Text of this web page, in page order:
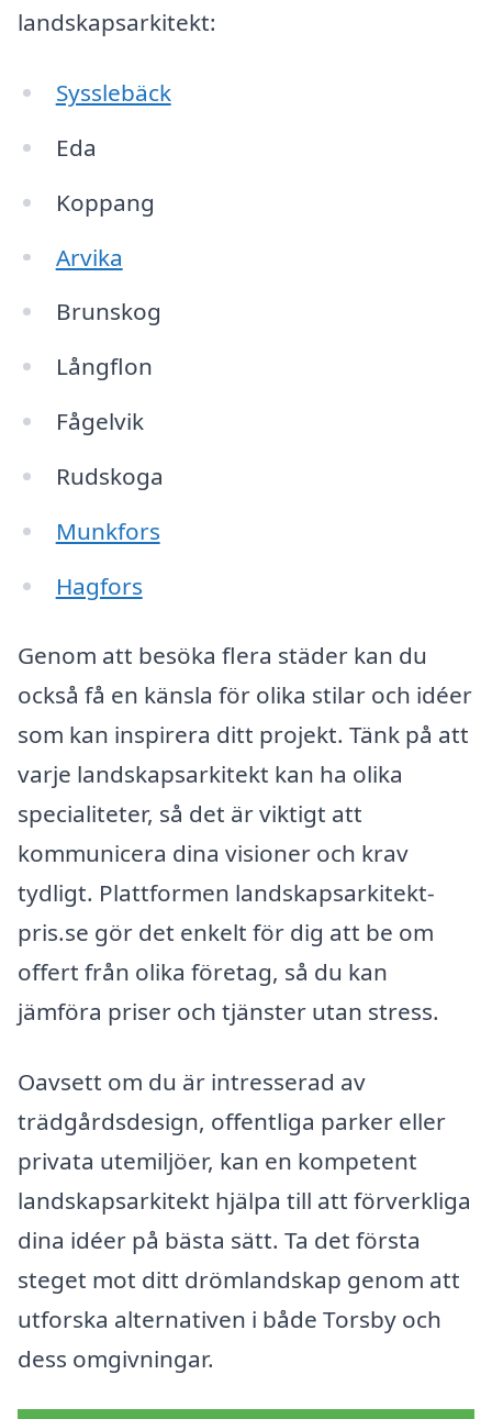
landskapsarkitekt:
Sysslebäck
Eda
Koppang
Arvika
Brunskog
Långflon
Fågelvik
Rudskoga
Munkfors
Hagfors
Genom att besöka flera städer kan du
också få en känsla för olika stilar och idéer
som kan inspirera ditt projekt. Tänk på att
varje landskapsarkitekt kan ha olika
specialiteter, så det är viktigt att
kommunicera dina visioner och krav
tydligt. Plattformen landskapsarkitekt-
pris.se gör det enkelt för dig att be om
offert från olika företag, så du kan
jämföra priser och tjänster utan stress.
Oavsett om du är intresserad av
trädgårdsdesign, offentliga parker eller
privata utemiljöer, kan en kompetent
landskapsarkitekt hjälpa till att förverkliga
dina idéer på bästa sätt. Ta det första
steget mot ditt drömlandskap genom att
utforska alternativen i både Torsby och
dess omgivningar.